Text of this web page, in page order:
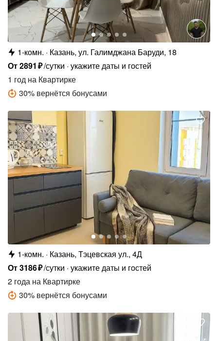
1-комн.
Казань, ул. Галимджана Баруди, 18
От2891 ₽/сутки укажите даты и гостей
1 год на Квартирке
30% вернётся бонусами
1-комн.
Казань, Тэцевская ул., 4Д
От3186₽/сутки укажите даты и гостей
2 года на Квартирке
30% вернётся бонусами